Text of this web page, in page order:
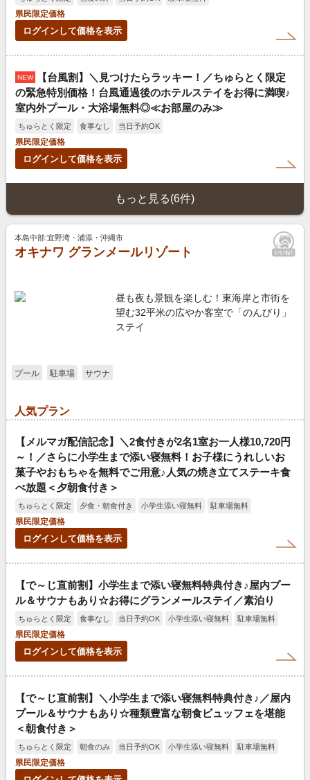
県民限定価格
ログインして価格を表示
NEW
【台風割】＼見つけたらラッキー！／ちゅらとく限定
の緊急特別価格！台風通過後のホテルステイをお得に満喫♪
室内外プール・大浴場無料◎≪お部屋のみ≫
ちゅらとく限定 食事なし
当日予約OK
県民限定価格
ログインして価格を表示
もっと見る(6件)
本島中部:宜野湾・浦添・沖縄市
オキナワ グランメールリゾート
昼も夜も景観を楽しむ！東海岸と市街を
望む32平米の広やか客室で「のんびり」
ステイ
プール 駐車場 サウナ
人気プラン
【メルマガ配信記念】＼2食付きが2名1室お一人様10,720円
～！／さらに小学生まで添い寝無料！お子様にうれしいお
菓子やおもちゃを無料でご用意♪人気の焼き立てステーキ食
べ放題＜夕朝食付き＞
ちゅらとく限定 夕食・朝食付き 小学生添い寝無料
駐車場無料
県民限定価格
ログインして価格を表示
【で～じ直前割】小学生まで添い寝無料特典付き♪屋内プー
ル＆サウナもあり☆お得にグランメールステイ／素泊り
ちゅらとく限定 食事なし 当日予約OK 小学生添い寝無料
駐車場無料
県民限定価格
ログインして価格を表示
【で～じ直前割】＼小学生まで添い寝無料特典付き♪／屋内
プール＆サウナもあり☆種類豊富な朝食ビュッフェを堪能
＜朝食付き＞
ちゅらとく限定 朝食のみ 当日予約OK 小学生添い寝無料
駐車場無料
県民限定価格